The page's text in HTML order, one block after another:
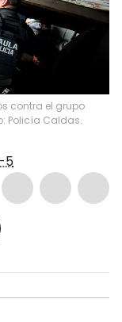
contra el grupo
Policía Caldas.
5